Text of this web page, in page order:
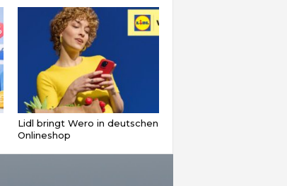
Lidl bringt Wero in deutschen
Onlineshop